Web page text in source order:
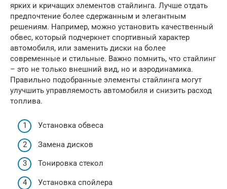
ярких и кричащих элементов стайлинга. Лучше отдать
предпочтение более сдержанным и элегантным
решениям. Например, можно установить качественный
обвес, который подчеркнет спортивный характер
автомобиля, или заменить диски на более
современные и стильные. Важно помнить, что стайлинг
– это не только внешний вид, но и аэродинамика.
Правильно подобранные элементы стайлинга могут
улучшить управляемость автомобиля и снизить расход
топлива.
Установка обвеса
Замена дисков
Тонировка стекол
Установка спойлера